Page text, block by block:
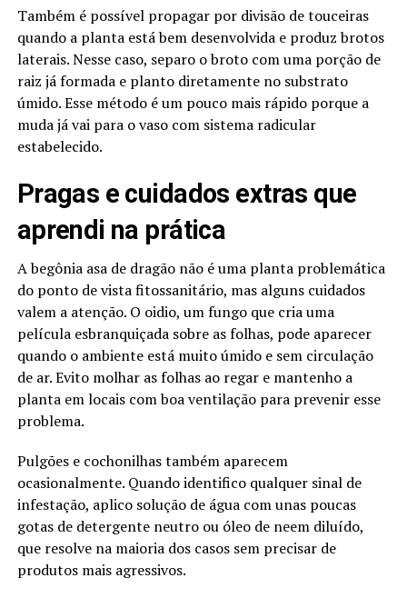
Também é possível propagar por divisão de touceiras
quando a planta está bem desenvolvida e produz brotos
laterais. Nesse caso, separo o broto com uma porção de
raiz já formada e planto diretamente no substrato
úmido. Esse método é um pouco mais rápido porque a
muda já vai para o vaso com sistema radicular
estabelecido.
Pragas e cuidados extras que
aprendi na prática
A begônia asa de dragão não é uma planta problemática
do ponto de vista fitossanitário, mas alguns cuidados
valem a atenção. O oidio, um fungo que cria uma
película esbranquiçada sobre as folhas, pode aparecer
quando o ambiente está muito úmido e sem circulação
de ar. Evito molhar as folhas ao regar e mantenho a
planta em locais com boa ventilação para prevenir esse
problema.
Pulgões e cochonilhas também aparecem
ocasionalmente. Quando identifico qualquer sinal de
infestação, aplico solução de água com unas poucas
gotas de detergente neutro ou óleo de neem diluído,
que resolve na maioria dos casos sem precisar de
produtos mais agressivos.